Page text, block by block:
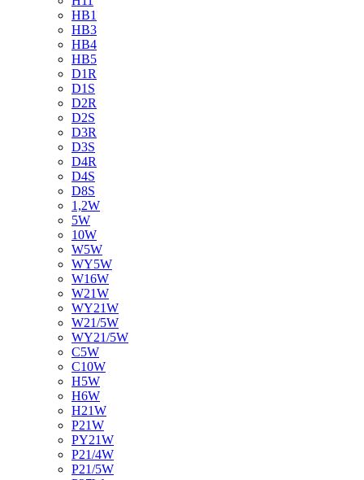
HB1
HB3
HB4
HB5
D1R
D1S
D2R
D2S
D3R
D3S
D4R
D4S
D8S
1,2W
5W
10W
W5W
WY5W
W16W
W21W
WY21W
W21/5W
WY21/5W
C5W
C10W
H5W
H6W
H21W
P21W
PY21W
P21/4W
P21/5W